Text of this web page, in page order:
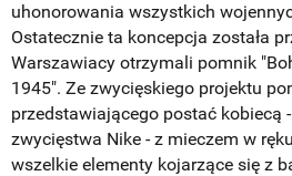
uhonorowania wszystkich
Ostatecznie ta koncepcja została
Warszawiacy otrzymali pomnik
1945". Ze zwycięskiego projektu
przedstawiającego postać kobiecą
zwycięstwa Nike - z mieczem w
wszelkie elementy kojarzące się z